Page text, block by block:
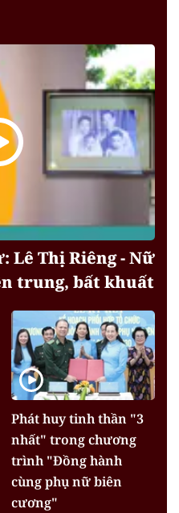
Lê Thị Riêng - Nữ
trung, bất khuất
Phát huy tinh thần "3
nhất" trong chương
trình "Đồng hành
cùng phụ nữ biên
cương"